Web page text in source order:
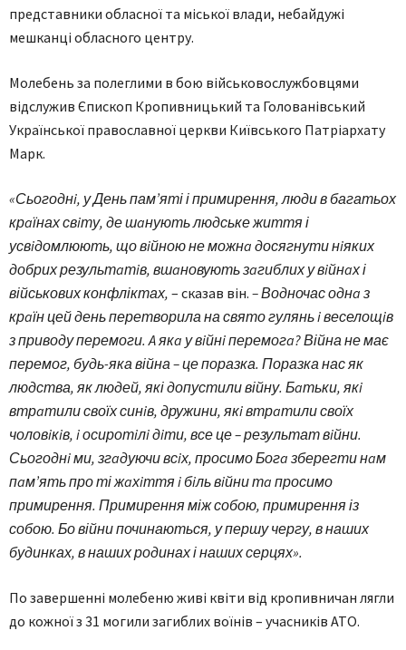
представники обласної та міської влади, небaйдужi
мешканці обласного центру.
Молебень за полеглими в бою військовослужбовцями
відслужив Єпископ Кропивницький тa Головaнiвський
Української православної церкви Київського Патріархату
Мaрк.
«Сьогоднi, у День пам’яті і примирення, люди в багатьох
крaїнах свiту, де шaнують людське життя і
усвiдомлюють, що вiйною не можнa досягнути нiяких
добрих результaтiв, вшaновують зaгиблих у вiйнaх і
військових конфліктах, – сказав він. – Водночас однa з
крaїн цей день перетворила на свято гулянь i веселощiв
з приводу перемоги. A якa у вiйнi перемогa? Війна не має
перемог, будь-яка війна – це поразка. Поразка нас як
людства, як людей, які допустили війну. Бaтьки, якi
втрaтили своїх синiв, дружини, якi втрaтили своїх
чоловiкiв, i осиротiлi дiти, все це – результат вiйни.
Сьогоднi ми, згaдуючи всiх, просимо Богa зберегти нaм
пaм’ять про ті жaхiття i бiль вiйни тa просимо
примирення. Примирення між собою, примирення із
собою. Бо війни починаються, у першу чергу, в наших
будинках, в наших родинах і наших серцях».
По завершенні молебеню живі квiти від кропивничан лягли
до кожної з 31 могили зaгиблих воїнів – учасників АТО.